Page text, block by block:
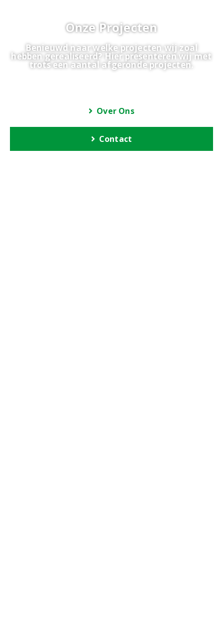
Onze Projecten
Benieuwd naar welke projecten wij zoal
hebben gerealiseerd? Hier presenteren wij met
trots een aantal afgeronde projecten.
Over Ons
Contact